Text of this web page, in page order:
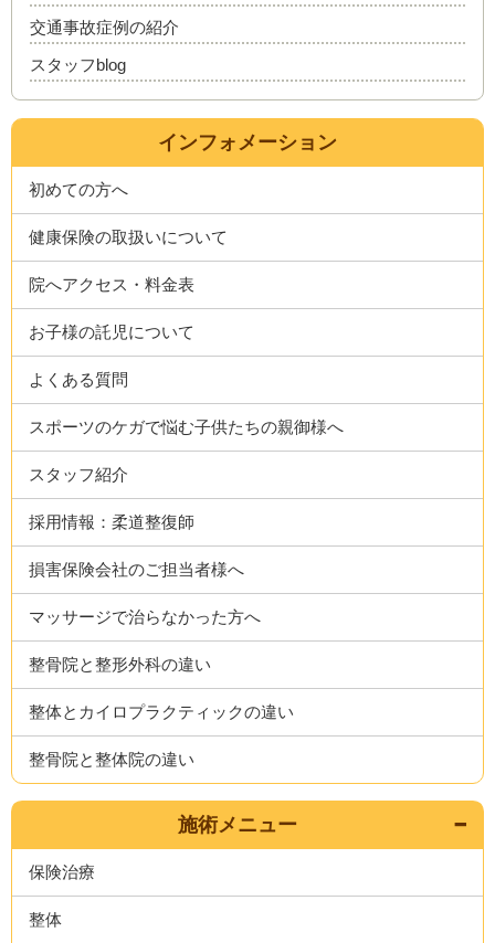
交通事故症例の紹介
スタッフblog
インフォメーション
初めての方へ
健康保険の取扱いについて
院へアクセス・料金表
お子様の託児について
よくある質問
スポーツのケガで悩む子供たちの親御様へ
スタッフ紹介
採用情報：柔道整復師
損害保険会社のご担当者様へ
マッサージで治らなかった方へ
整骨院と整形外科の違い
整体とカイロプラクティックの違い
整骨院と整体院の違い
施術メニュー
保険治療
整体